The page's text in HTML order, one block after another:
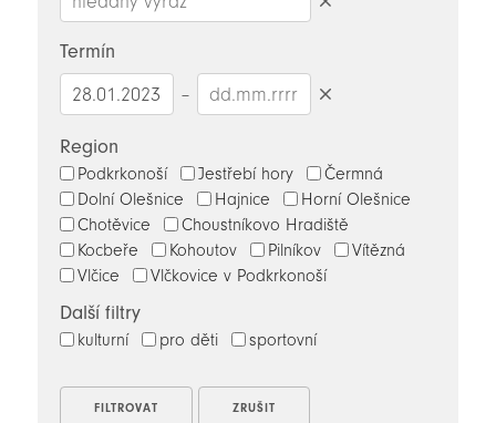
Termín
–
Region
Podkrkonoší Jestřebí hory
Čermná
Dolní Olešnice
Hajnice
Horní Olešnice
Chotěvice
Choustníkovo Hradiště
Kocbeře
Kohoutov Pilníkov
Vítězná
Vlčice
Vlčkovice v Podkrkonoší
Další filtry
kulturní pro děti sportovní